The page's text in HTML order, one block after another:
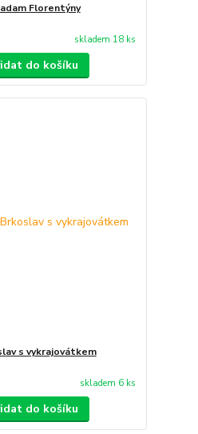
Florentýny
skladem 18 ks
do košíku
s vykrajovátkem
skladem 6 ks
do košíku